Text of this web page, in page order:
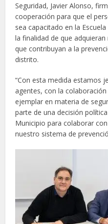
Seguridad, Javier Alonso,
cooperación para que el
sea capacitado en la Escuela
la finalidad de que
que contribuyan a la
distrito.
“Con esta medida estamos
agentes, con la
ejemplar en materia de
parte de una decisión
Municipio para colaborar
nuestro sistema de